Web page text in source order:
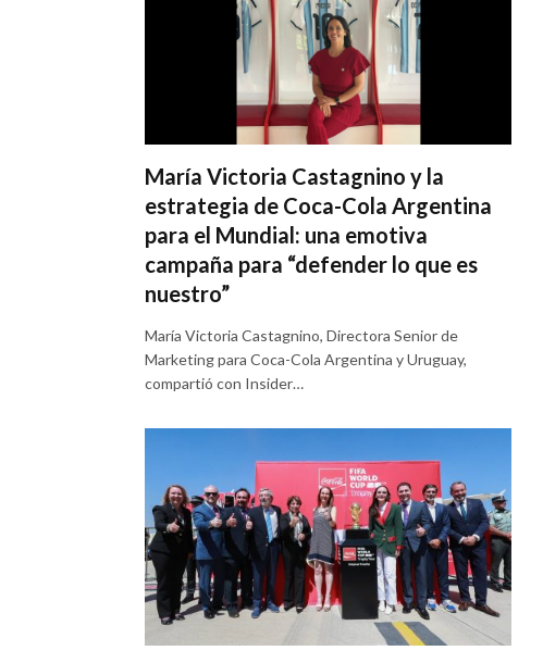
María Victoria Castagnino y la
estrategia de Coca-Cola Argentina
para el Mundial: una emotiva
campaña para “defender lo que es
nuestro”
María Victoria Castagnino, Directora Senior de
Marketing para Coca-Cola Argentina y Uruguay,
compartió con Insider…